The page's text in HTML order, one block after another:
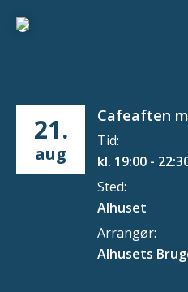
21.
aug
Cafeaften
Tid:
kl. 19:00 -
Sted:
Alhuset
Arrangør:
Alhusets